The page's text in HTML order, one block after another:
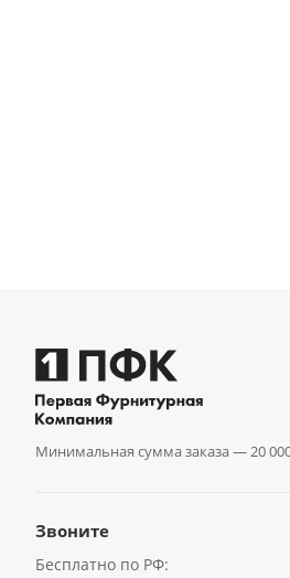
Минимальная сумма заказа —20
Звоните
Бесплатно по РФ: